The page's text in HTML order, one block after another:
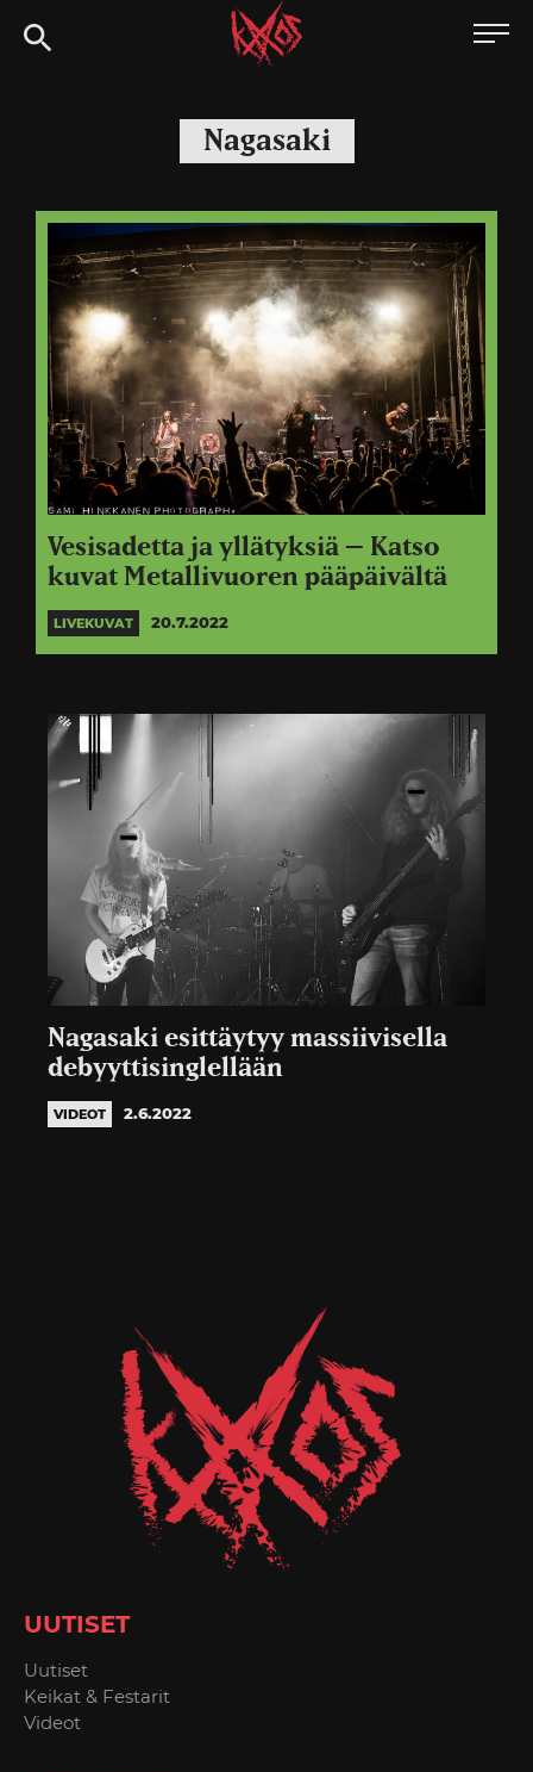
Siirry
suoraan
Kaaoszine
Nagasaki
Vesisadetta ja yllätyksiä – Katso
kuvat Metallivuoren pääpäivältä
LIVEKUVAT 20.7.2022
Nagasaki esittäytyy massiivisella
debyyttisinglellään
VIDEOT 2.6.2022
UUTISET
Uutiset
Keikat & Festarit
Videot